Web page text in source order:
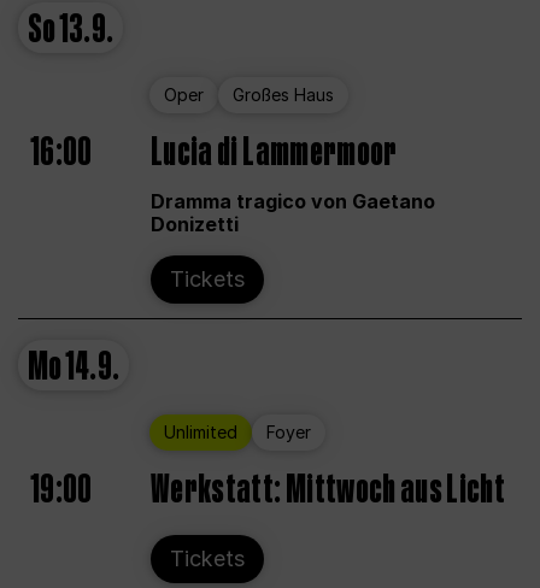
So13.9.
Oper Großes Haus
16:00 Lucia di Lammermoor
Dramma tragico von Gaetano
Donizetti
Tickets
Mo14.9.
Unlimited Foyer
19:00 Werkstatt: Mittwoch aus Licht
Tickets